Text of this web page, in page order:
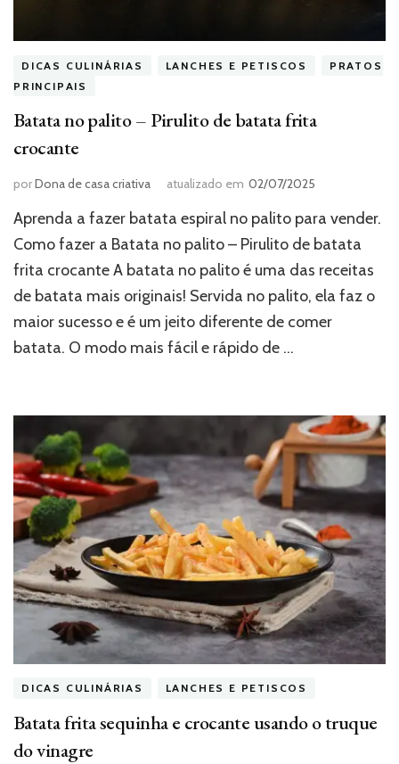
DICAS CULINÁRIAS LANCHES E PETISCOS
PRATOS
PRINCIPAIS
Batata no palito – Pirulito de batata frita
crocante
porDona de casa criativa atualizado em 02/07/2025
Aprenda a fazer batata espiral no palito para vender.
Como fazer a Batata no palito – Pirulito de batata
frita crocante A batata no palito é uma das receitas
de batata mais originais! Servida no palito, ela faz o
maior sucesso e é um jeito diferente de comer
batata. O modo mais fácil e rápido de …
DICAS CULINÁRIAS LANCHES E PETISCOS
Batata frita sequinha e crocante usando o truque
do vinagre